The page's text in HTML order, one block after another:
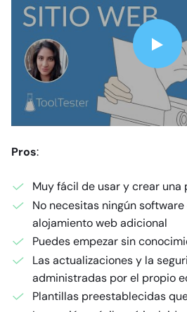
Pros:
Muy fácil de usar y crear una
No necesitas ningún
alojamiento web adicional
Puedes empezar sin
Las actualizaciones y la
administradas por el propio
Plantillas preestablecidas